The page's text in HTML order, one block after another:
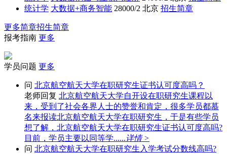
统计学 大数据+商务智能 28000/2 北京 招生简章
更多简章招生简章
报考指南 更多
学员问题 更多
问 北京航空航天大学在职研究生证书认可度高吗？
老师回复 北京航空航天大学自开设在职研究生课程以
来，受到了社会各界人士的赞誉和肯定，很多学员都慕
名来报读北京航空航天大学在职研究生，于是有些学员
想了解，北京航空航天大学在职研究生证书认可度高吗?
目前，学员主要以同等学......详情 >
问 北京航空航天大学在职研究生入学考试分数线高吗?